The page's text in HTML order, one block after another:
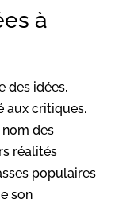
à
des idées,
aux critiques.
nom des
réalités
populaires
son